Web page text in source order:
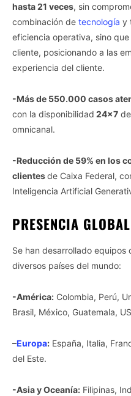
hasta 21 veces, sin
combinación de tecnología y
eficiencia operativa, sino
cliente, posicionando a las
experiencia del cliente.
-Más de 550.000 casos
con la disponibilidad 24×7
omnicanal.
-Reducción de 59% en los
clientesde Caixa Federal,
Inteligencia Artificial
PRESENCIA
Se han desarrollado
diversos países del mundo:
-América: Colombia, Perú,
Brasil, México, Guatemala,
–Europa: España, Italia,
del Este.
-Asia y Oceanía: Filipinas,